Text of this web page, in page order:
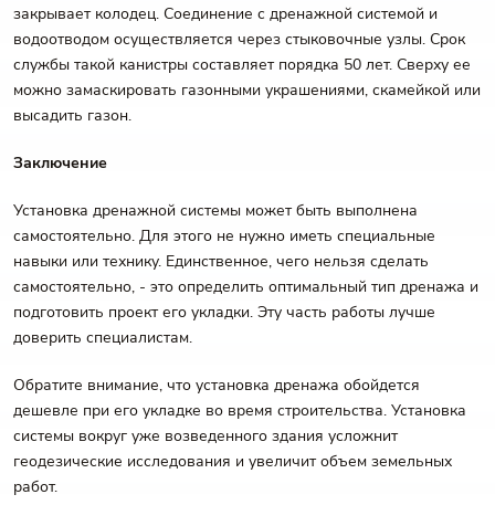
закрывает колодец. Соединение с дренажной системой и
водоотводом осуществляется через стыковочные узлы. Срок
службы такой канистры составляет порядка 50 лет. Сверху ее
можно замаскировать газонными украшениями, скамейкой или
высадить газон.
Заключение
Установка дренажной системы может быть выполнена
самостоятельно. Для этого не нужно иметь специальные
навыки или технику. Единственное, чего нельзя сделать
самостоятельно, - это определить оптимальный тип дренажа и
подготовить проект его укладки. Эту часть работы лучше
доверить специалистам.
Обратите внимание, что установка дренажа обойдется
дешевле при его укладке во время строительства. Установка
системы вокруг уже возведенного здания усложнит
геодезические исследования и увеличит объем земельных
работ.